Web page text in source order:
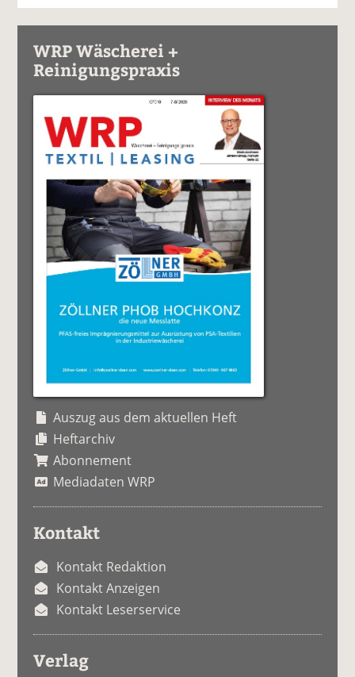
WRP Wäscherei +
Reinigungspraxis
Auszug aus dem aktuellen Heft
Heftarchiv
Abonnement
Mediadaten WRP
Kontakt
Kontakt Redaktion
Kontakt Anzeigen
Kontakt Leserservice
Verlag